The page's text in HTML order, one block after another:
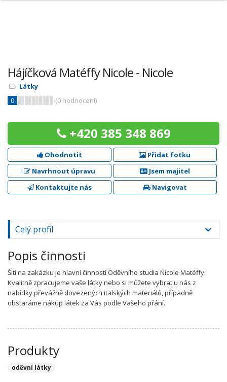
Hájíčková Matéffy Nicole - Nicole
Látky
0
(0 hodnocení)
+420 385 348 869
Ohodnotit
Přidat fotku
Navrhnout úpravu
Jsem majitel
Kontaktujte nás
Navigovat
Celý profil
Popis činnosti
Šití na zakázku je hlavní činností Oděvního studia Nicole Matéffy.
Kvalitně zpracujeme vaše látky nebo si můžete vybrat u nás z
nabídky převážně dovezených italských materiálů, případně
obstaráme nákup látek za Vás podle Vašeho přání.
Produkty
oděvní látky